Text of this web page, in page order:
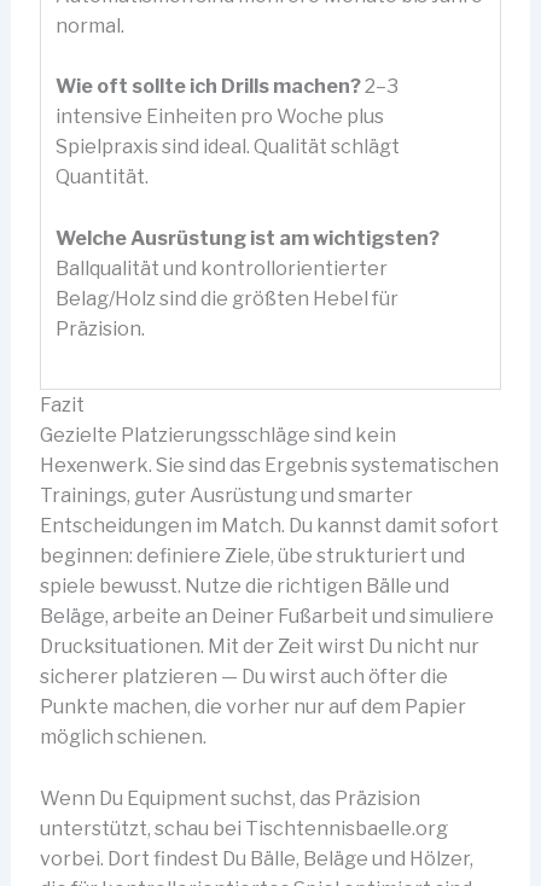
normal.
Wie oft sollte ich Drills machen?2–3
intensive Einheiten pro Woche plus
Spielpraxis sind ideal. Qualität schlägt
Quantität.
Welche Ausrüstung ist am wichtigsten?
Ballqualität und kontrollorientierter
Belag/Holz sind die größten Hebel für
Präzision.
Fazit
Gezielte Platzierungsschläge sind kein
Hexenwerk. Sie sind das Ergebnis systematischen
Trainings, guter Ausrüstung und smarter
Entscheidungen im Match. Du kannst damit sofort
beginnen: definiere Ziele, übe strukturiert und
spiele bewusst. Nutze die richtigen Bälle und
Beläge, arbeite an Deiner Fußarbeit und simuliere
Drucksituationen. Mit der Zeit wirst Du nicht nur
sicherer platzieren — Du wirst auch öfter die
Punkte machen, die vorher nur auf dem Papier
möglich schienen.
Wenn Du Equipment suchst, das Präzision
unterstützt, schau bei Tischtennisbaelle.org
vorbei. Dort findest Du Bälle, Beläge und Hölzer,